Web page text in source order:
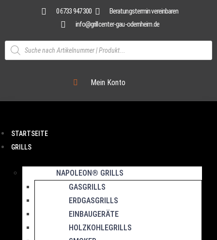
0 6733 947 300
Beratungstermin vereinbaren
info@grillcenter-gau-odernheim.de
Mein Konto
STARTSEITE
GRILLS
NAPOLEON® GRILLS
GASGRILLS
ERDGASGRILLS
EINBAUGERÄTE
HOLZKOHLEGRILLS